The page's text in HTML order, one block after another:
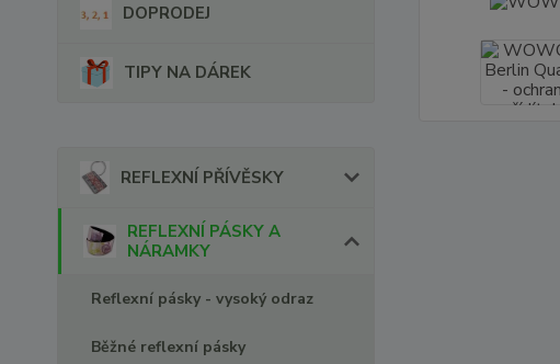
DOPRODEJ
TIPY NA DÁREK
REFLEXNÍ PŘÍVĚSKY
REFLEXNÍ PÁSKY A
NÁRAMKY
Reflexní pásky - vysoký odraz
Běžné reflexní pásky